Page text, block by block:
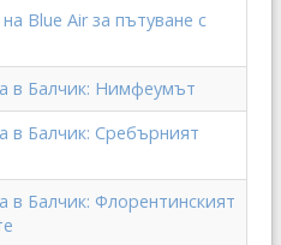
Blue Air за пътуване с
в Балчик: Нимфеумът
в Балчик: Сребърният
Балчик: Флорентинският